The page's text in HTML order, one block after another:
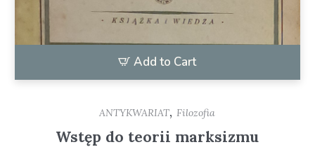
Add to Cart
ANTYKWARIAT,Filozofia
Wstęp do teorii marksizmu